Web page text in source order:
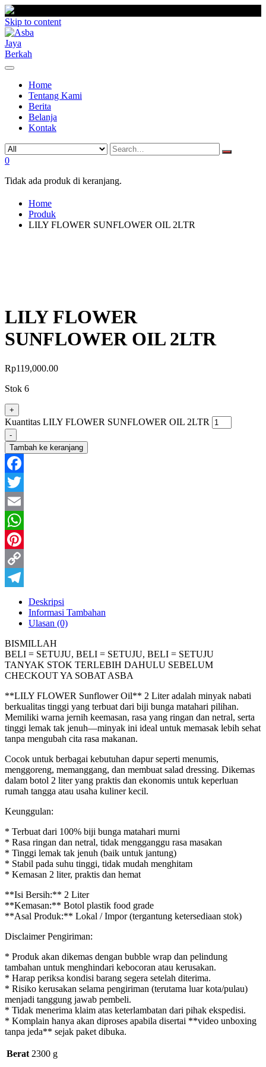
Skip to content
Home
Tentang Kami
Berita
Belanja
Kontak
0
Tidak ada produk di keranjang.
Home
Produk
LILY FLOWER SUNFLOWER OIL 2LTR
LILY FLOWER
SUNFLOWER OIL 2LTR
Rp119,000.00
Stok 6
+
Kuantitas LILY FLOWER SUNFLOWER OIL 2LTR
-
Tambah ke keranjang
Facebook
Twitter
Email
WhatsApp
Pinterest
Copy
Telegram
Deskripsi
Informasi Tambahan
Ulasan (0)
BISMILLAH
BELI = SETUJU, BELI = SETUJU, BELI = SETUJU
TANYAK STOK TERLEBIH DAHULU SEBELUM
CHECKOUT YA SOBAT ASBA
**LILY FLOWER Sunflower Oil** 2 Liter adalah minyak nabati
berkualitas tinggi yang terbuat dari biji bunga matahari pilihan.
Memiliki warna jernih keemasan, rasa yang ringan dan netral, serta
tinggi lemak tak jenuh—minyak ini ideal untuk memasak lebih sehat
tanpa mengubah cita rasa makanan.
Cocok untuk berbagai kebutuhan dapur seperti menumis,
menggoreng, memanggang, dan membuat salad dressing. Dikemas
dalam botol 2 liter yang praktis dan ekonomis untuk keperluan
rumah tangga atau usaha kuliner kecil.
Keunggulan:
* Terbuat dari 100% biji bunga matahari murni
* Rasa ringan dan netral, tidak mengganggu rasa masakan
* Tinggi lemak tak jenuh (baik untuk jantung)
* Stabil pada suhu tinggi, tidak mudah menghitam
* Kemasan 2 liter, praktis dan hemat
**Isi Bersih:** 2 Liter
**Kemasan:** Botol plastik food grade
**Asal Produk:** Lokal / Impor (tergantung ketersediaan stok)
Disclaimer Pengiriman:
* Produk akan dikemas dengan bubble wrap dan pelindung
tambahan untuk menghindari kebocoran atau kerusakan.
* Harap periksa kondisi barang segera setelah diterima.
* Risiko kerusakan selama pengiriman (terutama luar kota/pulau)
menjadi tanggung jawab pembeli.
* Tidak menerima klaim atas keterlambatan dari pihak ekspedisi.
* Komplain hanya akan diproses apabila disertai **video unboxing
tanpa jeda** sejak paket dibuka.
Berat 2300 g